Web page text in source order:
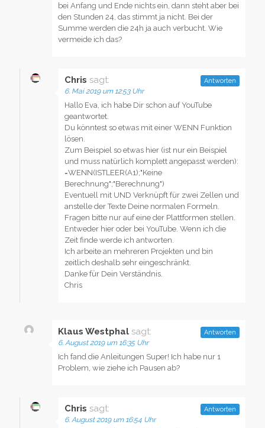
bei Anfang und Ende nichts ein, dann steht aber bei
den Stunden 24, das stimmt ja nicht. Bei der
Summe werden die 24h ja auch verbucht. Wie
vermeide ich das?
Chris sagt:
6. Mai 2019 um 12:53 Uhr
Hallo Eva, ich habe Dir schon auf YouTube
geantwortet.
Du könntest so etwas mit einer WENN Funktion
lösen.
Zum Beispiel so etwas hier (ist nur ein Beispiel
und muss natürlich komplett angepasst werden):
=WENN(ISTLEER(A1);"Keine
Berechnung";"Berechnung")
Eventuell mit UND Verknüpft für zwei Zellen und
anstelle der Texte Deine normalen Formeln.
Fragen bitte nur auf eine der Plattformen stellen.
Entweder hier oder bei YouTube. Wenn ich die
Zeit finde werde ich antworten.
Ich arbeite an mehreren Projekten und bin
zeitlich deshalb sehr eingeschränkt.
Danke für Dein Verständnis.
Chris
Antworten
Klaus Westphal sagt:
6. August 2019 um 16:35 Uhr
Ich fand die Anleitungen Super! Ich habe nur 1
Problem, wie ziehe ich Pausen ab?
Antworten
Chris sagt:
6. August 2019 um 16:54 Uhr
Antworten